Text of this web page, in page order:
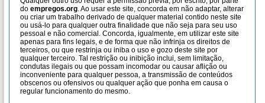
do empregos.org. Ao usar este site, concorda em não adaptar, alterar
ou criar um trabalho derivado de qualquer material contido neste site
ou usá-lo para qualquer outra finalidade que não seja para seu uso
pessoal e não comercial. Concorda, igualmente, em utilizar este site
apenas para fins legais, e de forma que não infrinja os direitos de
terceiros, ou que restrinja ou iniba o uso e gozo deste site por
qualquer terceiro. Tal restrição ou inibição inclui, sem limitação,
condutas ilegais ou que possam incomodar ou causar aflição ou
inconveniente para qualquer pessoa, a transmissão de conteúdos
obscenos ou ofensivos ou qualquer ação que ponha em causa o
regular funcionamento do mesmo.